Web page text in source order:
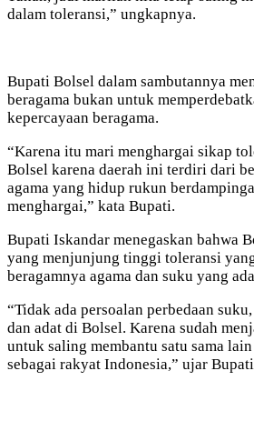
dalam toleransi,” ungkapnya.
Bupati Bolsel dalam sambutannya
beragama bukan untuk
kepercayaan beragama.
“Karena itu mari menghargai sikap
Bolsel karena daerah ini terdiri dari
agama yang hidup rukun
menghargai,” kata Bupati.
Bupati Iskandar menegaskan bahwa
yang menjunjung tinggi toleransi
beragamnya agama dan suku yang
“Tidak ada persoalan perbedaan
dan adat di Bolsel. Karena sudah
untuk saling membantu satu sama lain
sebagai rakyat Indonesia,” ujar